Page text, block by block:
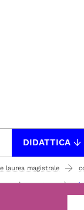
DIDATTICA
laurea magistrale
studiare